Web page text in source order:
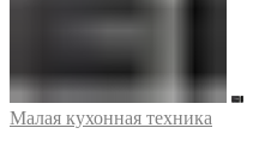
Малая кухонная техника